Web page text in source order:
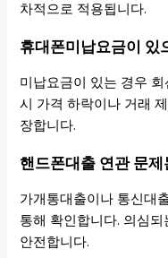
차적으로 적용됩니다.
휴대폰미납요금이 있
미납요금이 있는 경우
시 가격 하락이나 거래
장합니다.
핸드폰대출 연관 문
가개통대출이나 통신대
통해 확인합니다. 의심
안전합니다.